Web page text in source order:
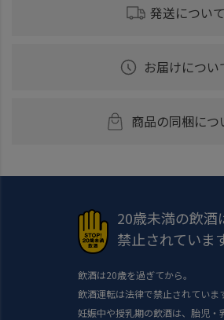
発送について
お届けについ
商品の同梱につ
20歳未満の飲酒
禁止されていま
飲酒は20歳を過ぎてから。
飲酒運転は法律で禁止されていま
妊娠中や授乳期の飲酒は、胎児・